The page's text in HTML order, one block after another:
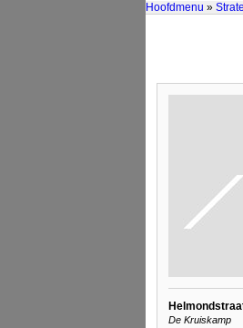
Hoofdmenu »
De Kruiskamp